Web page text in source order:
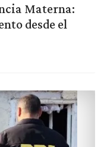
Materna:
desde el